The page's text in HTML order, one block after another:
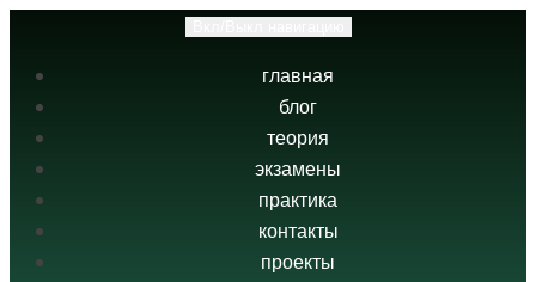
главная
блог
теория
экзамены
практика
контакты
проекты